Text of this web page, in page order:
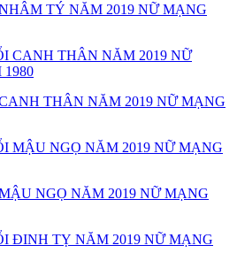
TÝ NĂM 2019 NỮ MẠNG
THÂN NĂM 2019 NỮ MẠNG
NGỌ NĂM 2019 NỮ MẠNG